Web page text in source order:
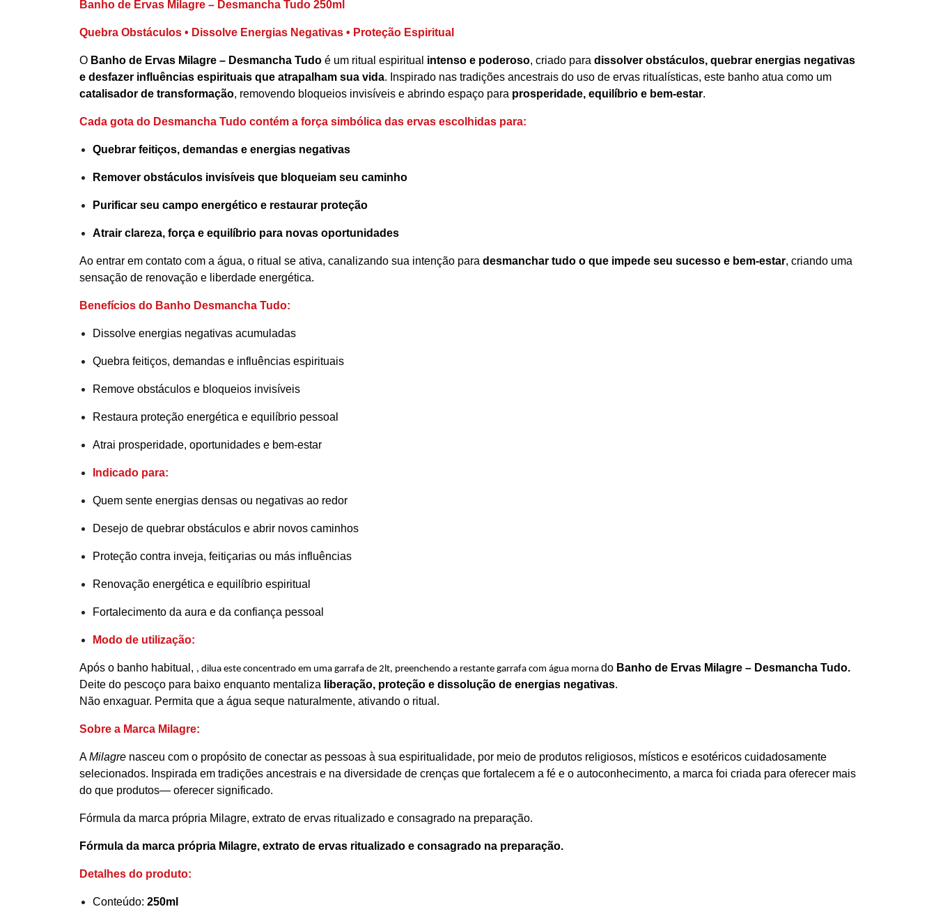
Banho de Ervas Milagre – Desmancha Tudo 250ml
Quebra Obstáculos • Dissolve Energias Negativas • Proteção Espiritual
O Banho de Ervas Milagre – Desmancha Tudo é um ritual espiritual intenso e poderoso, criado para dissolver obstáculos, quebrar energias negativas
e desfazer influências espirituais que atrapalham sua vida. Inspirado nas tradições ancestrais do uso de ervas ritualísticas, este banho atua como um
catalisador de transformação, removendo bloqueios invisíveis e abrindo espaço para prosperidade, equilíbrio e bem-estar.
Cada gota do Desmancha Tudo contém a força simbólica das ervas escolhidas para:
Quebrar feitiços, demandas e energias negativas
Remover obstáculos invisíveis que bloqueiam seu caminho
Purificar seu campo energético e restaurar proteção
Atrair clareza, força e equilíbrio para novas oportunidades
Ao entrar em contato com a água, o ritual se ativa, canalizando sua intenção para desmanchar tudo o que impede seu sucesso e bem-estar, criando uma
sensação de renovação e liberdade energética.
Benefícios do Banho Desmancha Tudo:
Dissolve energias negativas acumuladas
Quebra feitiços, demandas e influências espirituais
Remove obstáculos e bloqueios invisíveis
Restaura proteção energética e equilíbrio pessoal
Atrai prosperidade, oportunidades e bem-estar
Indicado para:
Quem sente energias densas ou negativas ao redor
Desejo de quebrar obstáculos e abrir novos caminhos
Proteção contra inveja, feitiçarias ou más influências
Renovação energética e equilíbrio espiritual
Fortalecimento da aura e da confiança pessoal
Modo de utilização:
Após o banho habitual, , dilua este concentrado em uma garrafa de 2lt, preenchendo a restante garrafa com água morna do Banho de Ervas Milagre – Desmancha Tudo.
Deite do pescoço para baixo enquanto mentaliza liberação, proteção e dissolução de energias negativas.
Não enxaguar. Permita que a água seque naturalmente, ativando o ritual.
Sobre a Marca Milagre:
AMilagre nasceu com o propósito de conectar as pessoas à sua espiritualidade, por meio de produtos religiosos, místicos e esotéricos cuidadosamente
selecionados. Inspirada em tradições ancestrais e na diversidade de crenças que fortalecem a fé e o autoconhecimento, a marca foi criada para oferecer mais
do que produtos— oferecer significado.
Fórmula da marca própria Milagre, extrato de ervas ritualizado e consagrado na preparação.
Fórmula da marca própria Milagre, extrato de ervas ritualizado e consagrado na preparação.
Detalhes do produto:
Conteúdo:250ml